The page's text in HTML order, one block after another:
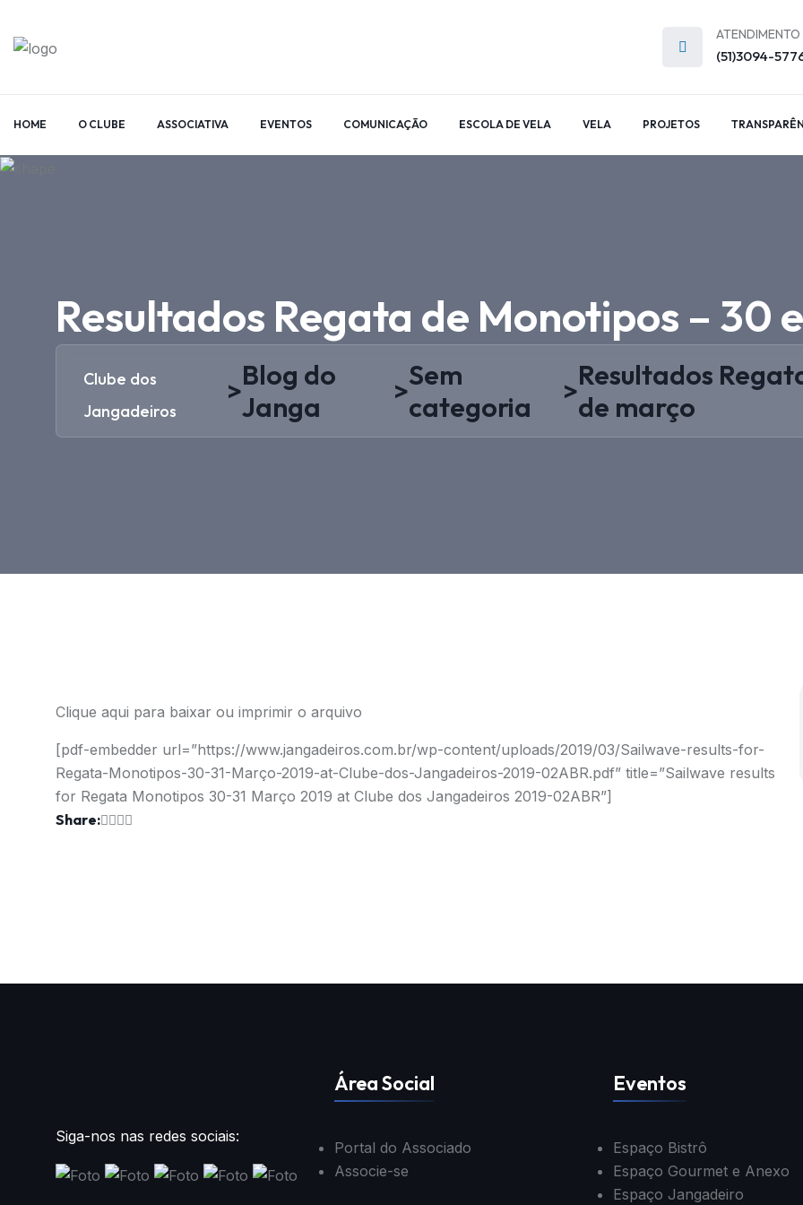
ATENDIMENTO
(51)3094-
HOME O CLUBE ASSOCIATIVA EVENTOS COMUNICAÇÃO ESCOLA DE VELA VELA PROJETOS
Resultados Regata de Monotipos – 30
Clube dos
Jangadeiros
>Blog do
Janga
>Sem
categoria
>Resultados
de março
Clique aqui para baixar ou imprimir o arquivo
[pdf-embedder url=”https://www.jangadeiros.com.br/wp-content/uploads/2019/03/Sailwave-results-for-
Regata-Monotipos-30-31-Março-2019-at-Clube-dos-Jangadeiros-2019-02ABR.pdf” title=”Sailwave results
for Regata Monotipos 30-31 Março 2019 at Clube dos Jangadeiros 2019-02ABR”]
Share:
Siga-nos nas redes sociais:
Área Social
Portal do Associado
Associe-se
Eventos
Espaço Bistrô
Espaço Gourmet e Anexo
Espaço Jangadeiro